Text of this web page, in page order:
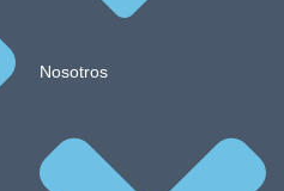
Nosotros